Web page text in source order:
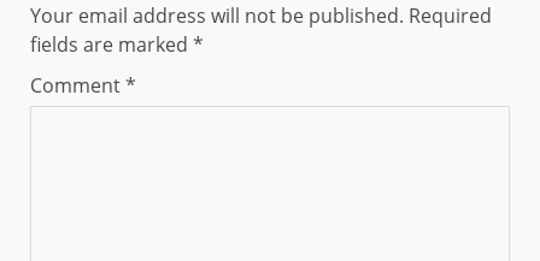
Your email address will not be published. Required
fields are marked *
Comment*